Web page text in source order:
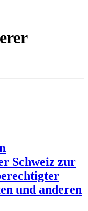
Schweiz zur
und anderen